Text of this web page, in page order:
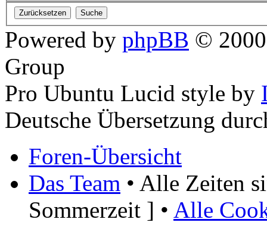
Powered by phpBB ©
Group
Pro Ubuntu Lucid style by
Deutsche Übersetzung
Foren-Übersicht
Das Team • Alle Zeiten
Sommerzeit ] • Alle